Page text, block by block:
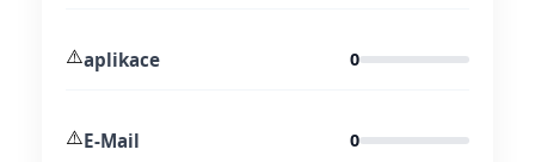
⚠️aplikace 0
⚠️E-Mail 0